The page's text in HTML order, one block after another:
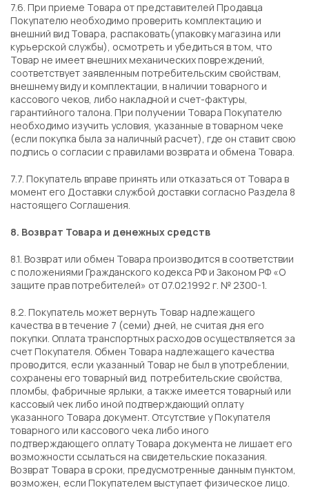
7.6. При приеме Товара от представителей Продавца
Покупателю необходимо проверить комплектацию и
внешний вид Товара, распаковать(упаковку магазина или
курьерской службы), осмотреть и убедиться в том, что
Товар не имеет внешних механических повреждений,
соответствует заявленным потребительским свойствам,
внешнему виду и комплектации, в наличии товарного и
кассового чеков, либо накладной и счет-фактуры,
гарантийного талона. При получении Товара Покупателю
необходимо изучить условия, указанные в товарном чеке
(если покупка была за наличный расчет), где он ставит свою
подпись о согласии с правилами возврата и обмена Товара.
7.7. Покупатель вправе принять или отказаться от Товара в
момент его Доставки службой доставки согласно Раздела 8
настоящего Соглашения.
8. Возврат Товара и денежных средств
8.1. Возврат или обмен Товара производится в соответствии
с положениями Гражданского кодекса РФ и Законом РФ «О
защите прав потребителей» от 07.02.1992 г. № 2300-1.
8.2. Покупатель может вернуть Товар надлежащего
качества в в течение 7 (семи) дней, не считая дня его
покупки. Оплата транспортных расходов осуществляется за
счет Покупателя. Обмен Товара надлежащего качества
проводится, если указанный Товар не был в употреблении,
сохранены его товарный вид, потребительские свойства,
пломбы, фабричные ярлыки, а также имеется товарный или
кассовый чек либо иной подтверждающий оплату
указанного Товара документ. Отсутствие у Покупателя
товарного или кассового чека либо иного
подтверждающего оплату Товара документа не лишает его
возможности ссылаться на свидетельские показания.
Возврат Товара в сроки, предусмотренные данным пунктом,
возможен, если Покупателем выступает физическое лицо.